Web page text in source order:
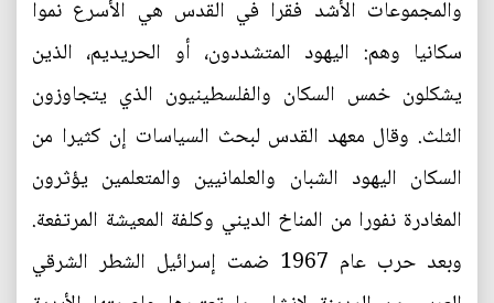
والمجموعات الأشد فقرا في القدس هي الأسرع نموا
سكانيا وهم: اليهود المتشددون، أو الحريديم، الذين
يشكلون خمس السكان والفلسطينيون الذي يتجاوزون
الثلث. وقال معهد القدس لبحث السياسات إن كثيرا من
السكان اليهود الشبان والعلمانيين والمتعلمين يؤثرون
المغادرة نفورا من المناخ الديني وكلفة المعيشة المرتفعة.
وبعد حرب عام 1967 ضمت إسرائيل الشطر الشرقي